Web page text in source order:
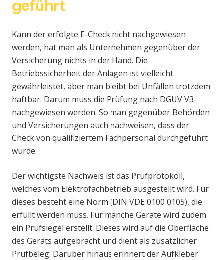
geführt
Kann der erfolgte E-Check nicht nachgewiesen
werden, hat man als Unternehmen gegenüber der
Versicherung nichts in der Hand. Die
Betriebssicherheit der Anlagen ist vielleicht
gewährleistet, aber man bleibt bei Unfällen trotzdem
haftbar. Darum muss die Prüfung nach DGUV V3
nachgewiesen werden. So man gegenüber Behörden
und Versicherungen auch nachweisen, dass der
Check von qualifiziertem Fachpersonal durchgeführt
wurde.
Der wichtigste Nachweis ist das Prüfprotokoll,
welches vom Elektrofachbetrieb ausgestellt wird. Für
dieses besteht eine Norm (DIN VDE 0100 0105), die
erfüllt werden muss. Für manche Geräte wird zudem
ein Prüfsiegel erstellt. Dieses wird auf die Oberfläche
des Geräts aufgebracht und dient als zusätzlicher
Prüfbeleg. Darüber hinaus erinnert der Aufkleber